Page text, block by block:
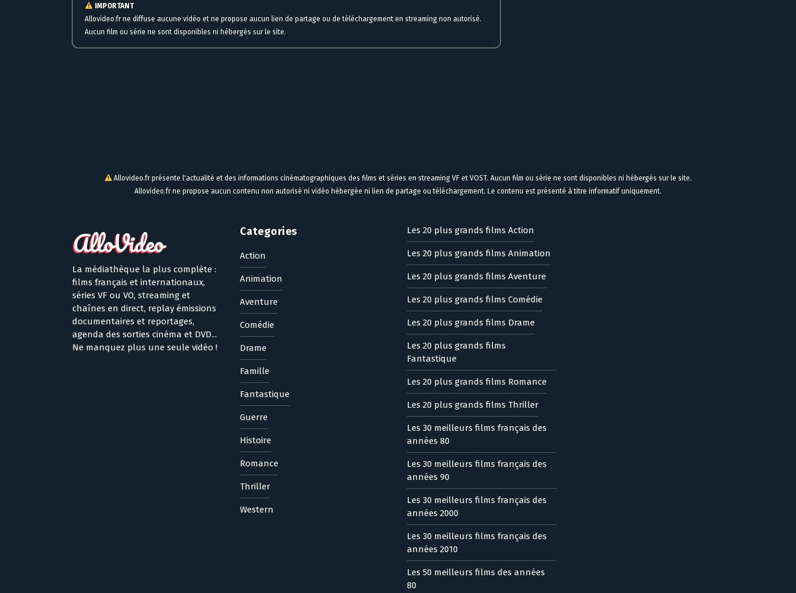
IMPORTANT
Allovideo.fr ne diffuse aucune vidéo et ne propose aucun lien de partage ou de téléchargement en streaming non autorisé.
Aucun film ou série ne sont disponibles ni hébergés sur le site.
Allovideo.fr présente l'actualité et des informations cinématographiques des films et séries en streaming VF et VOST. Aucun film ou série ne sont disponibles ni hébergés sur le site.
Allovideo.fr ne propose aucun contenu non autorisé ni vidéo hébergée ni lien de partage ou téléchargement. Le contenu est présenté à titre informatif uniquement.
La médiathèque la plus complète :
films français et internationaux,
séries VF ou VO, streaming et
chaînes en direct, replay émissions
documentaires et reportages,
agenda des sorties cinéma et DVD...
Ne manquez plus une seule vidéo !
Categories
Action
Animation
Aventure
Comédie
Drame
Famille
Fantastique
Guerre
Histoire
Romance
Thriller
Western
Les 20 plus grands films Action
Les 20 plus grands films Animation
Les 20 plus grands films Aventure
Les 20 plus grands films Comédie
Les 20 plus grands films Drame
Les 20 plus grands films
Fantastique
Les 20 plus grands films Romance
Les 20 plus grands films Thriller
Les 30 meilleurs films français des
années 80
Les 30 meilleurs films français des
années 90
Les 30 meilleurs films français des
années 2000
Les 30 meilleurs films français des
années 2010
Les 50 meilleurs films des années
80